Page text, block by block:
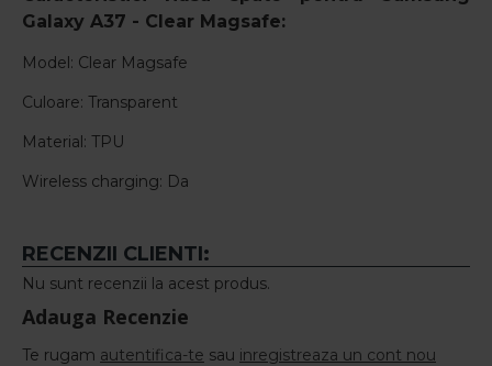
Galaxy A37 - Clear Magsafe:
Model: Clear Magsafe
Culoare: Transparent
Material: TPU
Wireless charging: Da
RECENZII CLIENTI:
Nu sunt recenzii la acest produs.
Adauga Recenzie
Te rugam autentifica-te sau inregistreaza un cont nou